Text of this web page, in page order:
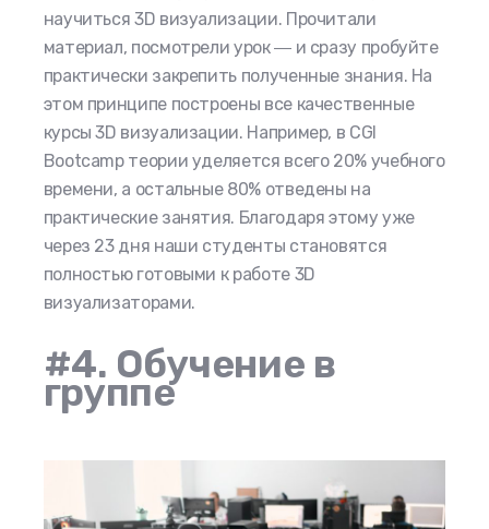
научиться 3D визуализации. Прочитали
материал, посмотрели урок ― и сразу пробуйте
практически закрепить полученные знания. На
этом принципе построены все качественные
курсы 3D визуализации. Например, в CGI
Bootcamp теории уделяется всего 20% учебного
времени, а остальные 80% отведены на
практические занятия. Благодаря этому уже
через 23 дня наши студенты становятся
полностью готовыми к работе 3D
визуализаторами.
#4. Обучение в
группе